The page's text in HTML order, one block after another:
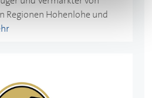
Regionen Hohenlohe und